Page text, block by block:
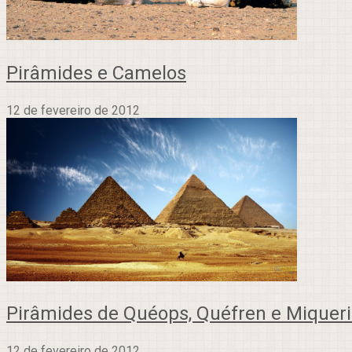
Pirâmides e Camelos
12 de fevereiro de 2012
Pirâmides de Quéops, Quéfren e